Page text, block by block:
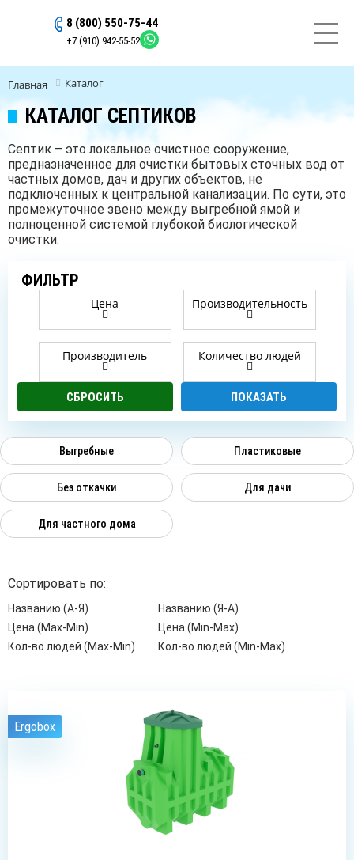
8 (800) 550-75-44
+7 (910) 942-55-52
Главная Каталог
КАТАЛОГ СЕПТИКОВ
Септик – это локальное очистное сооружение,
предназначенное для очистки бытовых сточных вод от
частных домов, дач и других объектов, не
подключенных к центральной канализации. По сути, это
промежуточное звено между выгребной ямой и
полноценной системой глубокой биологической
очистки.
ФИЛЬТР
Цена Производительность
Производитель Количество людей
Выгребные Пластиковые
Без откачки Для дачи
Для частного дома
Сортировать по:
Названию (А-Я)
Названию (Я-А)
Цена (Max-Min)
Цена (Min-Max)
Кол-во людей (Max-Min)
Кол-во людей (Min-Max)
Ergobox